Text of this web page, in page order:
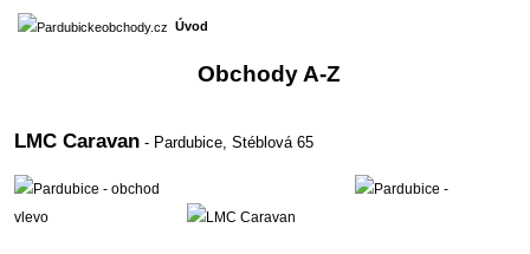
Úvod
Obchody A-Z
LMC Caravan - Pardubice,Stéblová 65